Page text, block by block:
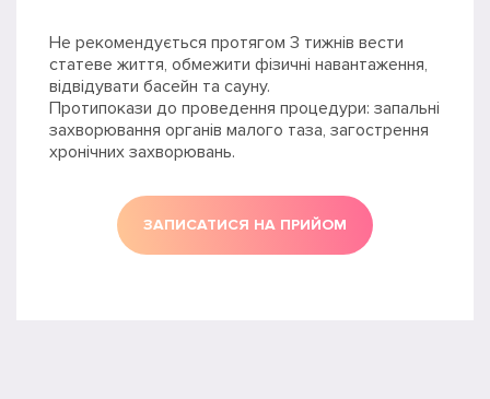
Не рекомендується протягом 3 тижнів вести
статеве життя, обмежити фізичні навантаження,
відвідувати басейн та сауну.
Протипокази до проведення процедури: запальні
захворювання органів малого таза, загострення
хронічних захворювань.
ЗАПИСАТИСЯ НА ПРИЙОМ